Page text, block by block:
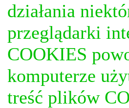
działania
przeglądarki
COOKIES
komputerze
treść plików